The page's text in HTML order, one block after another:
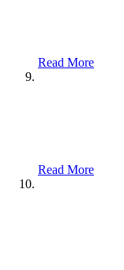
Read More
Read More